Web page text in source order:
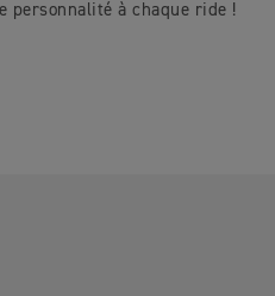
personnalité à chaque ride !